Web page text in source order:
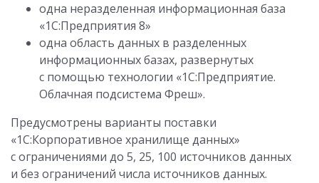
одна неразделенная информационная база
«1С:Предприятия 8»
одна область данных в разделенных
информационных базах, развернутых
с помощью технологии «1С:Предприятие.
Облачная подсистема Фреш».
Предусмотрены варианты поставки
«1С:Корпоративное хранилище данных»
с ограничениями до 5, 25, 100 источников данных
и без ограничений числа источников данных.